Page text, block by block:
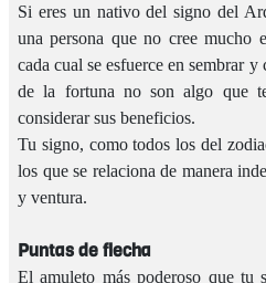
Si eres un nativo del signo del
una persona que no cree mucho
cada cual se esfuerce en sembrar
de la fortuna no son algo que
considerar sus beneficios.
Tu signo, como todos los del
los que se relaciona de manera
y ventura.
Puntas de flecha
El amuleto más poderoso que tu